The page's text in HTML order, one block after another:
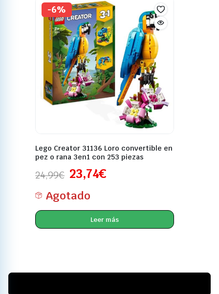
-6%
Lego Creator 31136 Loro convertible en
pez o rana 3en1 con 253 piezas
24,99€ 23,74€
Agotado
Leer más